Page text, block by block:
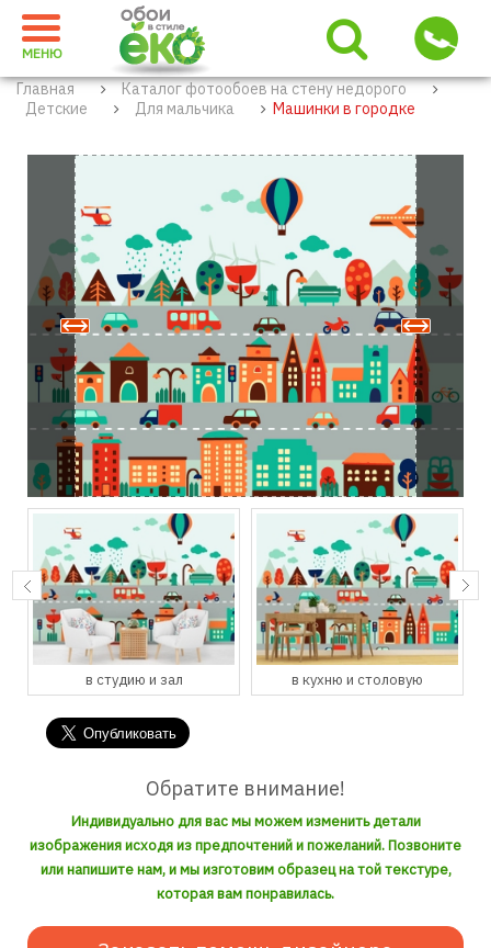
МЕНЮ
Главная
Каталог фотообоев на стену недорого
Детские
Для мальчика Машинки в городке
в студию и зал в кухню и столовую
Обратите внимание!
Индивидуально для вас мы можем изменить детали
изображения исходя из предпочтений и пожеланий. Позвоните
или напишите нам, и мы изготовим образец на той текстуре,
которая вам понравилась.